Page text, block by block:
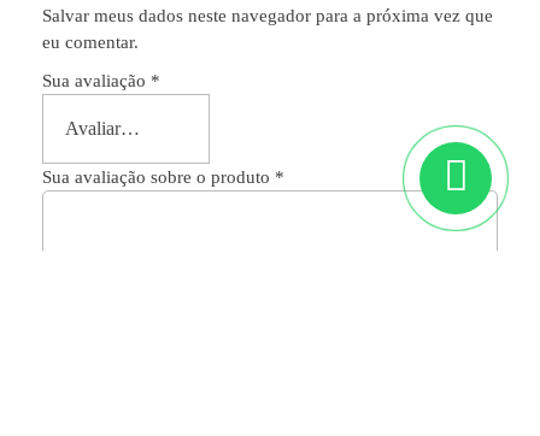
Salvar meus dados neste navegador para a próxima vez que
eu comentar.
Sua avaliação *
Sua avaliação sobre o produto *